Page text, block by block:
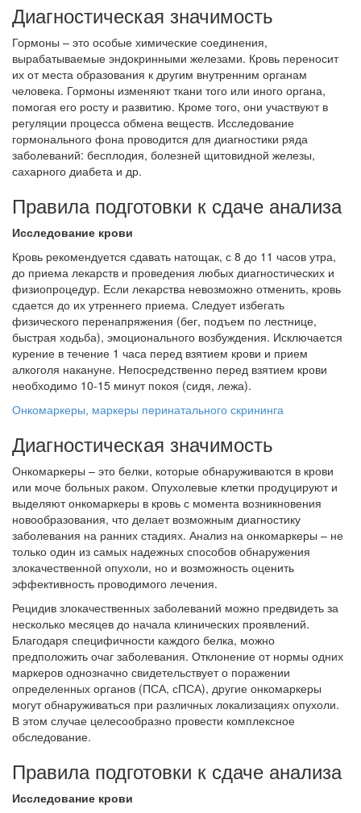
Диагностическая значимость
Гормоны – это особые химические соединения,
вырабатываемые эндокринными железами. Кровь переносит
их от места образования к другим внутренним органам
человека. Гормоны изменяют ткани того или иного органа,
помогая его росту и развитию. Кроме того, они участвуют в
регуляции процесса обмена веществ. Исследование
гормонального фона проводится для диагностики ряда
заболеваний: бесплодия, болезней щитовидной железы,
сахарного диабета и др.
Правила подготовки к сдаче анализа
Исследование крови
Кровь рекомендуется сдавать натощак, с 8 до 11 часов утра,
до приема лекарств и проведения любых диагностических и
физиопроцедур. Если лекарства невозможно отменить, кровь
сдается до их утреннего приема. Следует избегать
физического перенапряжения (бег, подъем по лестнице,
быстрая ходьба), эмоционального возбуждения. Исключается
курение в течение 1 часа перед взятием крови и прием
алкоголя накануне. Непосредственно перед взятием крови
необходимо 10-15 минут покоя (сидя, лежа).
Онкомаркеры, маркеры перинатального скрининга
Диагностическая значимость
Онкомаркеры – это белки, которые обнаруживаются в крови
или моче больных раком. Опухолевые клетки продуцируют и
выделяют онкомаркеры в кровь с момента возникновения
новообразования, что делает возможным диагностику
заболевания на ранних стадиях. Анализ на онкомаркеры – не
только один из самых надежных способов обнаружения
злокачественной опухоли, но и возможность оценить
эффективность проводимого лечения.
Рецидив злокачественных заболеваний можно предвидеть за
несколько месяцев до начала клинических проявлений.
Благодаря специфичности каждого белка, можно
предположить очаг заболевания. Отклонение от нормы одних
маркеров однозначно свидетельствует о поражении
определенных органов (ПСА, сПСА), другие онкомаркеры
могут обнаруживаться при различных локализациях опухоли.
В этом случае целесообразно провести комплексное
обследование.
Правила подготовки к сдаче анализа
Исследование крови